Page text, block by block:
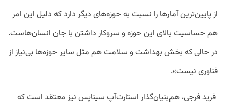
از پایین‌ترین آمارها را نسبت به حوزه‌های دیگر دارد که دلیل این امر
هم حساسیت بالای این حوزه و سروکار داشتن با جان انسان‌هاست.
در حالی که بخش بهداشت و سلامت هم مثل سایر حوزه‌ها بی‌نیاز از
فناوری نیست».
فرید فرجی، هم‌بنیان‌گذار استارت‌آپ سیناپس نیز معتقد است که